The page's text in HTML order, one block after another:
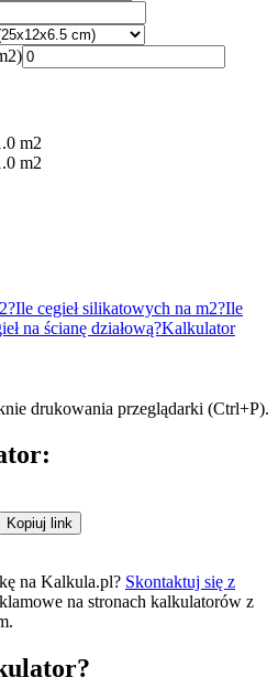
m2
m2
Ile cegieł silikatowych na m2?Ile
na ścianę działową?Kalkulator
drukowania przeglądarki (Ctrl+P).
Kopiuj link
na Kalkula.pl? Skontaktuj się z
na stronach kalkulatorów z